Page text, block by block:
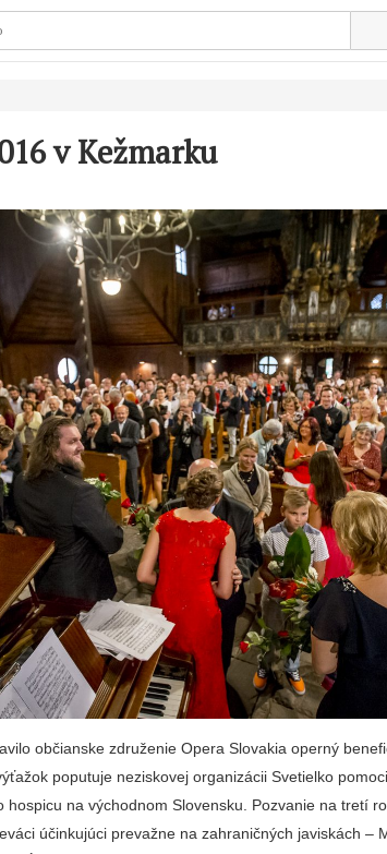
v Kežmarku
občianske združenie Opera Slovakia operný
poputuje neziskovej organizácii Svetielko
hospicu na východnom Slovensku. Pozvanie na tretí
účinkujúci prevažne na zahraničných javiskách –